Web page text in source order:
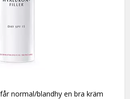
normal/blandhy en bra kräm